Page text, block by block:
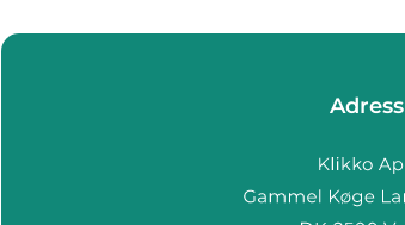
Adress